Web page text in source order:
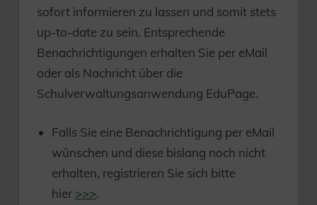
sofort informieren zu lassen und somit stets
up-to-date zu sein. Entsprechende
Benachrichtigungen erhalten Sie per eMail
oder als Nachricht über die
Schulverwaltungsanwendung EduPage.
Falls Sie eine Benachrichtigung per eMail
wünschen und diese bislang noch nicht
erhalten, registrieren Sie sich bitte
hier >>>.